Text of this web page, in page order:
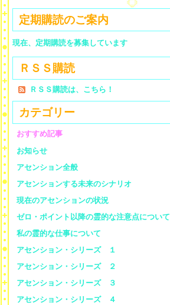
定期購読のご案内
現在、定期購読を募集しています
ＲＳＳ購読
ＲＳＳ購読は、こちら！
カテゴリー
おすすめ記事
お知らせ
アセンション全般
アセンションする未来のシナリオ
現在のアセンションの状況
ゼロ・ポイント以降の霊的な注意点について
私の霊的な仕事について
アセンション・シリーズ １
アセンション・シリーズ ２
アセンション・シリーズ ３
アセンション・シリーズ ４